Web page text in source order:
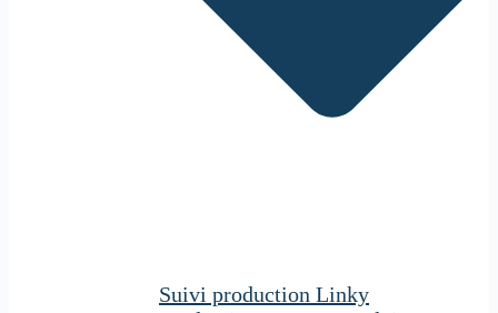
Suivi production Linky